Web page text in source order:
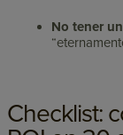
No tener
Checklist: